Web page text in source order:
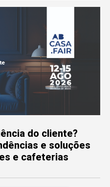
do cliente?
e soluções
e cafeterias